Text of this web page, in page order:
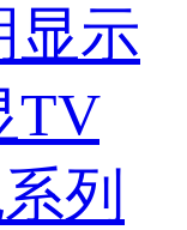
显示
TV
列